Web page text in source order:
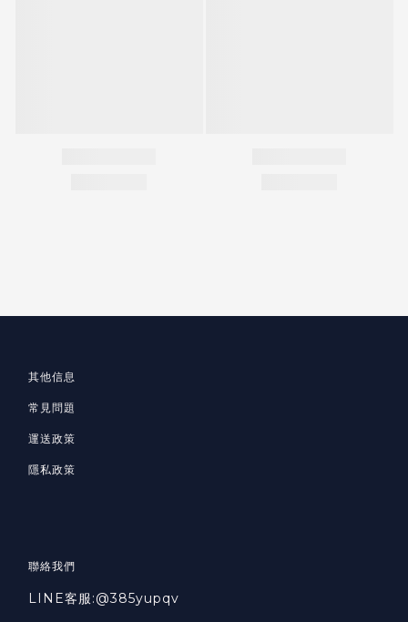
其他信息
常見問題
運送政策
隱私政策
聯絡我們
LINE客服:@385yupqv